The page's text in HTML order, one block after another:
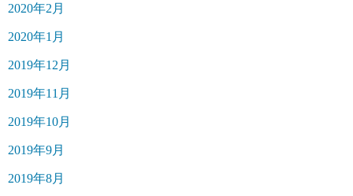
2020年2月
2020年1月
2019年12月
2019年11月
2019年10月
2019年9月
2019年8月